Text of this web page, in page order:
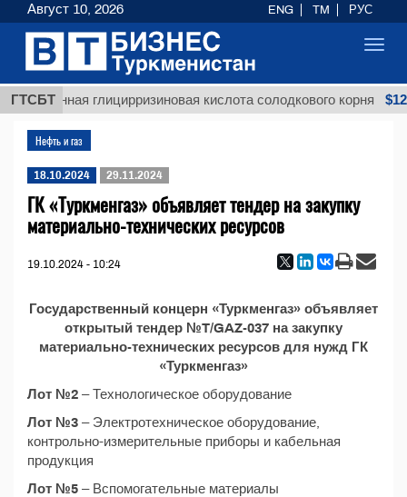
ГТСБТ глицирризиновая кислота солодкового корня
Нефть и газ
18.10.2024 29.11.2024
ГК «Туркменгаз» объявляет тендер на закупку
материально-технических ресурсов
19.10.2024 - 10:24
Государственный концерн «Туркменгаз» объявляет
открытый тендер №T/GAZ-037 на закупку
материально-технических ресурсов для нужд ГК
«Туркменгаз»
Лот №2 – Технологическое оборудование
Лот №3 – Электротехническое оборудование,
контрольно-измерительные приборы и кабельная
продукция
Лот №5 – Вспомогательные материалы
Август 10, 2026 ENG TM РУС